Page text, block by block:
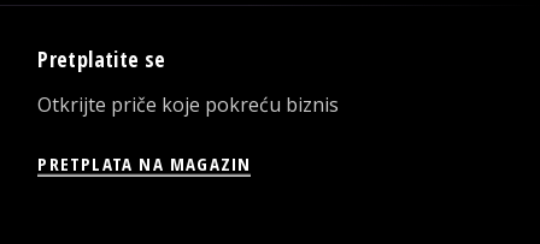
Pretplatite se
Otkrijte priče koje pokreću biznis
PRETPLATA NA MAGAZIN